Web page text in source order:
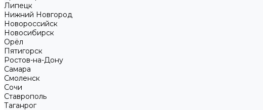
Липецк
Нижний Новгород
Новороссийск
Новосибирск
Орёл
Пятигорск
Ростов-на-Дону
Самара
Смоленск
Сочи
Ставрополь
Таганрог